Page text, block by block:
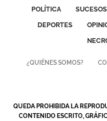
POLÍTICA SUCESOS
DEPORTES
¿QUIÉNES SOMOS?
QUEDA PROHIBIDA LA
CONTENIDO ESCRITO,